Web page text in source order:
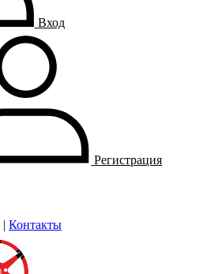
Вход
Регистрация
| Контакты